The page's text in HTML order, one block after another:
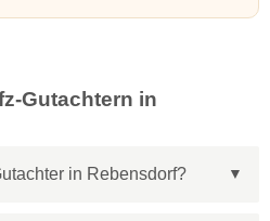
Gutachtern in
in Rebensdorf?